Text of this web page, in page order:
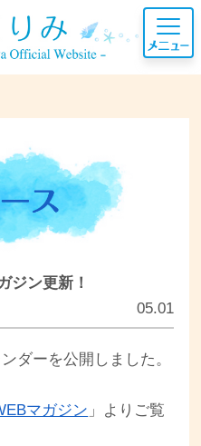
ジン更新！
05.01
ダーを公開しました。
マガジン 」よりご覧